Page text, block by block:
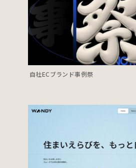
自社ECブランド事例祭